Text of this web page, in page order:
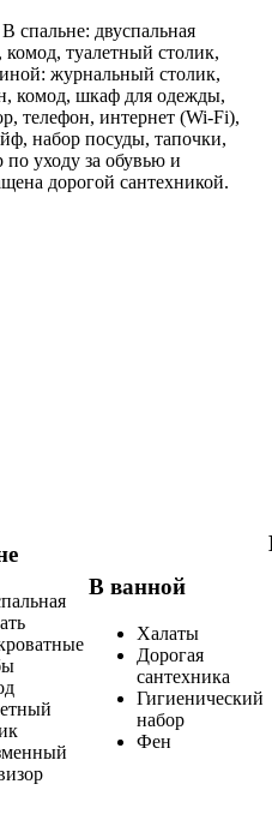
спальне: двуспальная
туалетный столик,
журнальный столик,
комод, шкаф для одежды,
телефон, интернет (Wi-Fi),
набор посуды, тапочки,
уходу за обувью и
дорогой сантехникой.
В ванной
Халаты
Дорогая
сантехника
Гигиенический
набор
Фен